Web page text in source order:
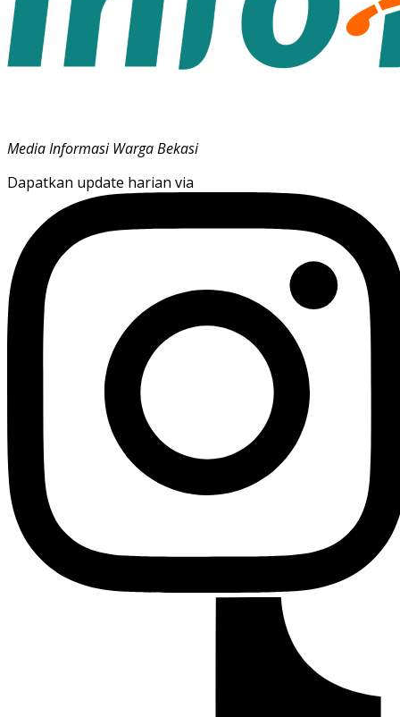
Media Informasi Warga Bekasi
Dapatkan update harian via